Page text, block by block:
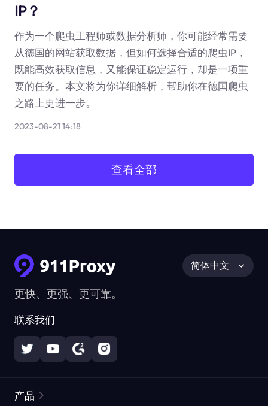
IP？
作为一个爬虫工程师或数据分析师，你可能经常需要
从德国的网站获取数据，但如何选择合适的爬虫IP，
既能高效获取信息，又能保证稳定运行，却是一项重
要的任务。本文将为你详细解析，帮助你在德国爬虫
之路上更进一步。
2023-08-21 14:18
查看全部
更快、更强、更可靠。
联系我们
简体中文
产品